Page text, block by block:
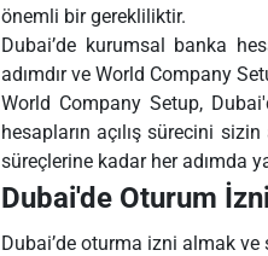
önemli bir gerekliliktir.
Dubai’de kurumsal banka
adımdır ve World Company
World Company Setup,
hesapların açılış sürecini
süreçlerine kadar her adımda
Dubai'de Oturum
Dubai’de oturma izni almak ve